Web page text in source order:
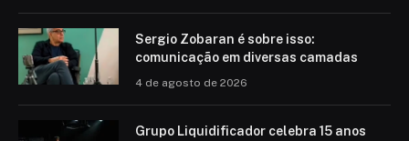
Sergio Zobaran é sobre isso:
comunicação em diversas camadas
4 de agosto de 2026
Grupo Liquidificador celebra 15 anos